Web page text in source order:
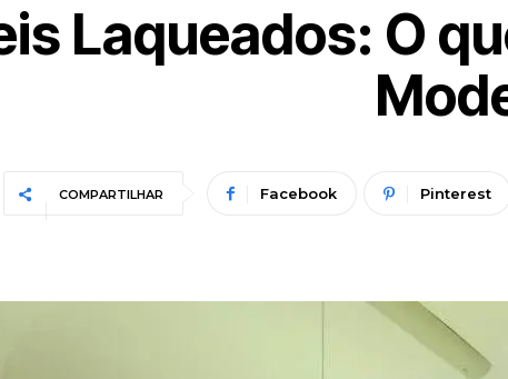
Laqueados: O
COMPARTILHAR Facebook Pinterest